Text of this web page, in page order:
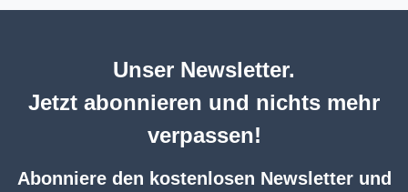
Unser Newsletter.
Jetzt abonnieren und nichts mehr
verpassen!
Abonniere den kostenlosen Newsletter und